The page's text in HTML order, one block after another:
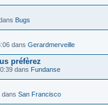
Bugs
dans Gerardmerveille
préfèrez
dans Fundanse
dans San Francisco